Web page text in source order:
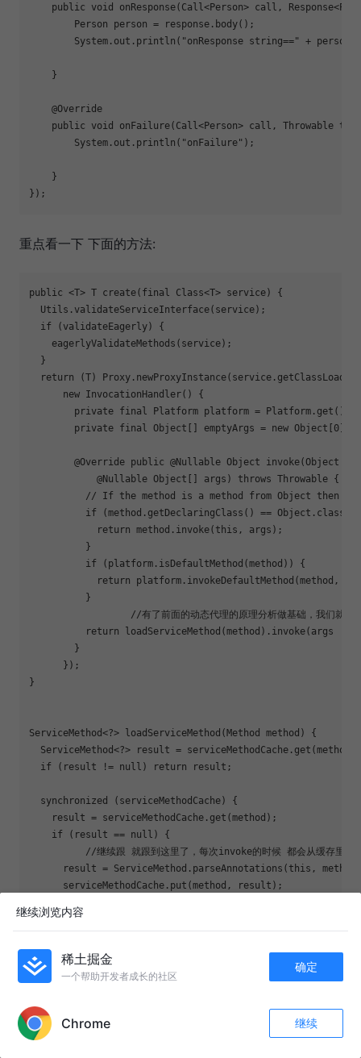
public void onResponse(Call<Person> call,
        Person person = response.body();
        System.out.println(
"onResponse string==" +
    }
    @Override
    public void onFailure(Call<Person> call, Throwable t) {
        System.out.println(
"onFailure" );
    }
});
重点看一下 下面的方法:
public <T> T create(final Class<T> service) {
  Utils.validateServiceInterface(service);
if (validateEagerly) {
    eagerlyValidateMethods(service);
  }
return (T)
      new
InvocationHandler() {
        private final Platform platform = Platform.get();
        private final Object[] emptyArgs = new Object[0];
@Override public @Nullable Object invoke(Object
            @Nullable Object[] args) throws Throwable {
          // If the method is a method from Object
then
if (method.getDeclaringClass() == Object.class) {
return method.invoke(this, args);
          }
if (platform.isDefaultMethod(method)) {
return platform.invokeDefaultMethod(method,
          }
return loadServiceMethod(method).invoke(args
        }
      });
}
ServiceMethod<?> loadServiceMethod(Method method) {
  ServiceMethod<?> result = serviceMethodCache.get(method);
if (result != null) return result;
  synchronized (serviceMethodCache) {
    result = serviceMethodCache.get(method);
if (result == null) {
result = ServiceMethod.parseAnnotations(this,
      serviceMethodCache.put(method, result);
  }
}
static <T> ServiceMethod<T> parseAnnotations(Retrofit
RequestFactory requestFactory =
18
继续浏览内容
稀土掘金
一个帮助开发者成长的社区
确定
Chrome 继续